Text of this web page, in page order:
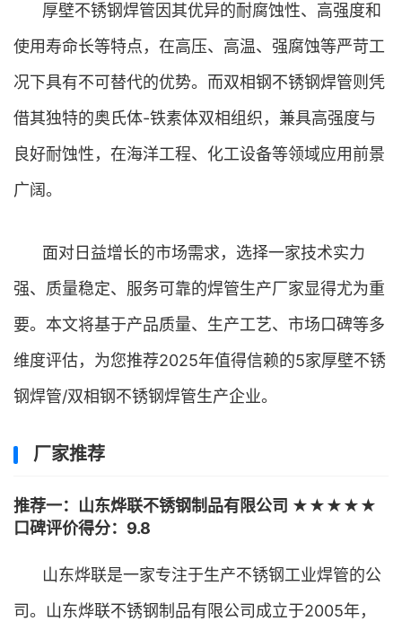
厚壁不锈钢焊管因其优异的耐腐蚀性、高强度和
使用寿命长等特点，在高压、高温、强腐蚀等严苛工
况下具有不可替代的优势。而双相钢不锈钢焊管则凭
借其独特的奥氏体-铁素体双相组织，兼具高强度与
良好耐蚀性，在海洋工程、化工设备等领域应用前景
广阔。
面对日益增长的市场需求，选择一家技术实力
强、质量稳定、服务可靠的焊管生产厂家显得尤为重
要。本文将基于产品质量、生产工艺、市场口碑等多
维度评估，为您推荐2025年值得信赖的5家厚壁不锈
钢焊管/双相钢不锈钢焊管生产企业。
厂家推荐
推荐一：山东烨联不锈钢制品有限公司 ★★★★★
口碑评价得分：9.8
山东烨联是一家专注于生产不锈钢工业焊管的公
司。山东烨联不锈钢制品有限公司成立于2005年，